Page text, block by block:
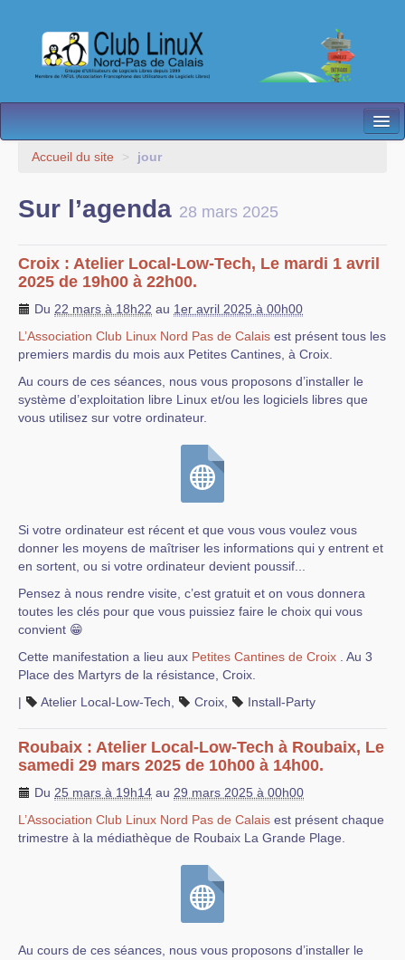
L’Association
Besoin d’Aide ?
Contact
Espace membres
Accueil du site > jour
Sur l’agenda 28 mars 2025
Croix : Atelier Local-Low-Tech, Le mardi 1 avril
2025 de 19h00 à 22h00.
Du 22 mars à 18h22 au 1er avril 2025 à 00h00
L’Association Club Linux Nord Pas de Calais est présent tous les
premiers mardis du mois aux Petites Cantines, à Croix.
Au cours de ces séances, nous vous proposons d’installer le
système d’exploitation libre Linux et/ou les logiciels libres que
vous utilisez sur votre ordinateur.
Si votre ordinateur est récent et que vous vous voulez vous
donner les moyens de maîtriser les informations qui y entrent et
en sortent, ou si votre ordinateur devient poussif...
Pensez à nous rendre visite, c’est gratuit et on vous donnera
toutes les clés pour que vous puissiez faire le choix qui vous
convient 😁
Cette manifestation a lieu aux Petites Cantines de Croix . Au 3
Place des Martyrs de la résistance, Croix.
|
Atelier Local-Low-Tech Croix Install-Party
Roubaix : Atelier Local-Low-Tech à Roubaix, Le
samedi 29 mars 2025 de 10h00 à 14h00.
Du 25 mars à 19h14 au 29 mars 2025 à 00h00
L’Association Club Linux Nord Pas de Calais est présent chaque
trimestre à la médiathèque de Roubaix La Grande Plage.
Au cours de ces séances, nous vous proposons d’installer le